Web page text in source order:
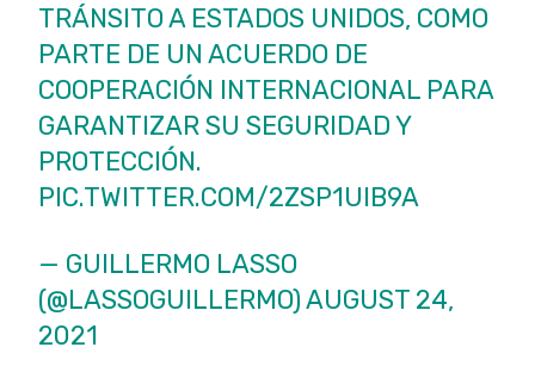
TRÁNSITO A ESTADOS UNIDOS, COMO
PARTE DE UN ACUERDO DE
COOPERACIÓN INTERNACIONAL PARA
GARANTIZAR SU SEGURIDAD Y
PROTECCIÓN.
PIC.TWITTER.COM/2ZSP1UIB9A
— GUILLERMO LASSO
(@LASSOGUILLERMO)AUGUST 24,
2021